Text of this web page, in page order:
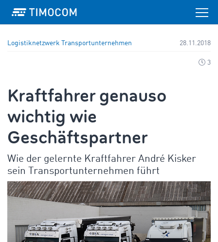
Logistiknetzwerk Transportunternehmen 28.11.2018
3
Kraftfahrer genauso
wichtig wie
Geschäftspartner
Wie der gelernte Kraftfahrer André Kisker
sein Transportunternehmen führt